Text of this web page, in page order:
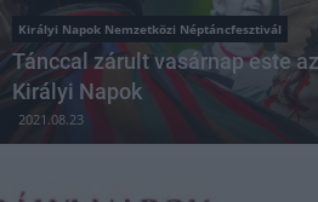
Királyi Napok Nemzetközi Néptáncfesztivál
Tánccal zárult vasárnap este
Királyi Napok
2021.08.23